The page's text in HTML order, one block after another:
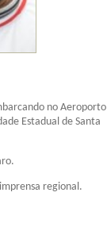
no Aeroporto
Estadual de Santa
regional.